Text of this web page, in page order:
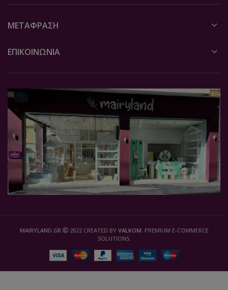
ΜΕΤΆΦΡΑΣΗ
ΕΠΙΚΟΙΝΩΝΙΑ
MAIRYLAND.GR 2022 CREATED BY VALKOM. PREMIUM E-COMMERCE
SOLUTIONS.